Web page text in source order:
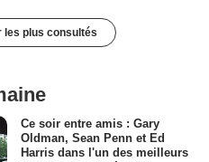
les plus consultés
Ce soir entre amis : Gary
Oldman, Sean Penn et Ed
Harris dans l'un des meilleurs